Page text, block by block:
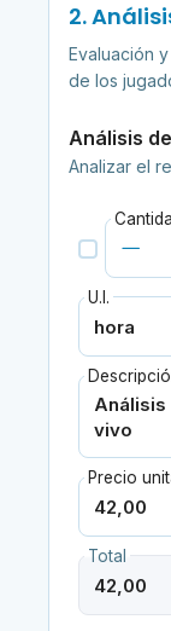
2.
Evaluación
de los
Análisis
Analizar el
U.I.
Precio
Total